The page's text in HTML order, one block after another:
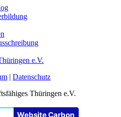
e.V.
| Datenschutz
Thüringen e.V.
Website Carbon